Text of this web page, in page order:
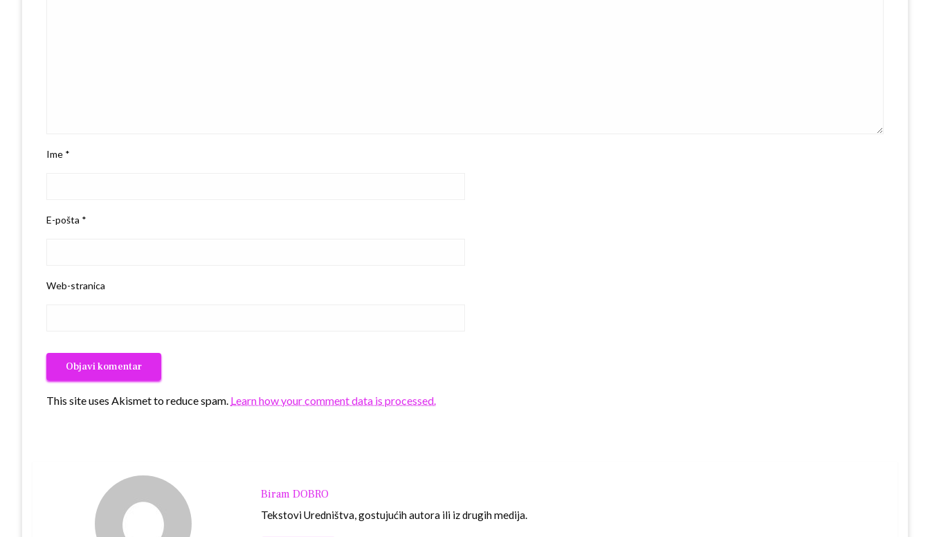
Ime *
E-pošta *
Web-stranica
This site uses Akismet to reduce spam. Learn how your comment data is processed.
Biram DOBRO
Tekstovi Uredništva, gostujućih autora ili iz drugih medija.